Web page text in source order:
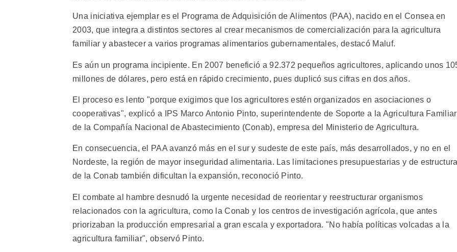
Una iniciativa ejemplar es el Programa de Adquisición de Alimentos (PAA), nacido en el Consea en
2003, que integra a distintos sectores al crear mecanismos de comercialización para la agricultura
familiar y abastecer a varios programas alimentarios gubernamentales, destacó Maluf.
Es aún un programa incipiente. En 2007 benefició a 92.372 pequeños agricultores, aplicando unos
millones de dólares, pero está en rápido crecimiento, pues duplicó sus cifras en dos años.
El proceso es lento "porque exigimos que los agricultores estén organizados en asociaciones o
cooperativas", explicó a IPS Marco Antonio Pinto, superintendente de Soporte a la Agricultura Familiar
de la Compañía Nacional de Abastecimiento (Conab), empresa del Ministerio de Agricultura.
En consecuencia, el PAA avanzó más en el sur y sudeste de este país, más desarrollados, y no en el
Nordeste, la región de mayor inseguridad alimentaria. Las limitaciones presupuestarias y de
de la Conab también dificultan la expansión, reconoció Pinto.
El combate al hambre desnudó la urgente necesidad de reorientar y reestructurar organismos
relacionados con la agricultura, como la Conab y los centros de investigación agrícola, que antes
priorizaban la producción empresarial a gran escala y exportadora. "No había políticas volcadas a la
agricultura familiar", observó Pinto.